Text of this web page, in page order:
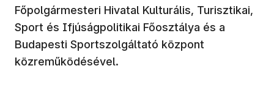
Főpolgármesteri Hivatal Kulturális, Turisztikai,
Sport és Ifjúságpolitikai Főosztálya és a
Budapesti Sportszolgáltató központ
közreműködésével.